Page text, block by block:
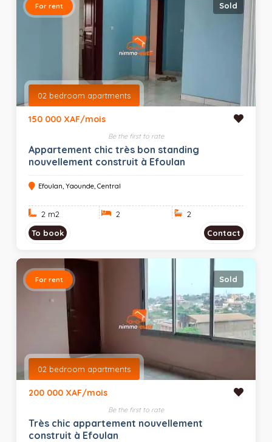
For rent Sold
02 bedroom apartments
150 000 XAF/mois
Be the first to rate
Appartement chic très bon standing
nouvellement construit à Efoulan
Efoulan, Yaounde, Central
2 m2 2
2
To book
Contact
For rent Sold
02 bedroom apartments
200 000 XAF/mois
Be the first to rate
Très chic appartement nouvellement
construit à Efoulan